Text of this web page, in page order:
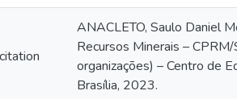
ANACLETO, Saulo Daniel
Recursos Minerais –
organizações) – Centro de
Brasília, 2023.